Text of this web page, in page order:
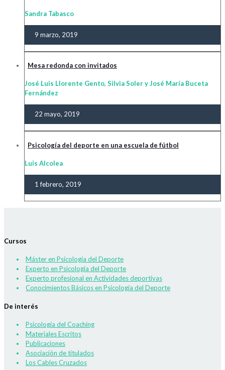
Sandra Tabasco
9 marzo, 2019
Mesa redonda con invitados
José Luis Llorente Gento, Silvia Soler y José María Buceta
Fernández
22 mayo, 2019
Psicología del deporte en una escuela de fútbol
Luis Alcolea
1 febrero, 2019
Cursos
Máster en Psicología del Deporte
Experto en Psicología del Deporte
Experto profesional en Actividades deportivas
Conocimientos Básicos en Psicología del Deporte
De interés
Psicología del Coaching
Materiales Escritos
Publicaciones
Asociación de titulados
Los Cables Cruzados